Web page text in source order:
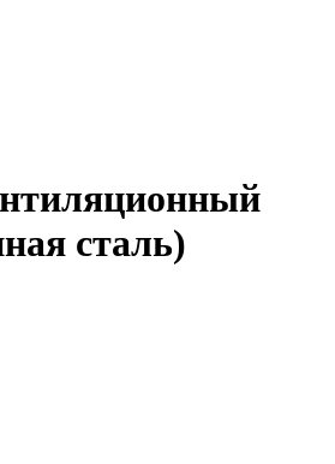
сталь)